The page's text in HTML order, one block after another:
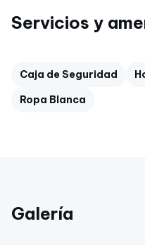
Servicios y
Caja de Seguridad
Ropa Blanca
Galería